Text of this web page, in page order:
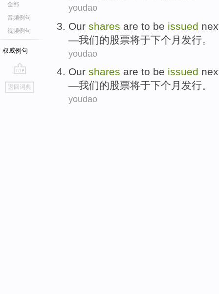
全部
音频例句
视频例句
权威例句
go
top
返回词典
youdao
Our shares are to be issued
—我们的 股票将于下个 月 发行。
youdao
Our shares are to be issued
—我们的股票将于下个 月 发行。
youdao